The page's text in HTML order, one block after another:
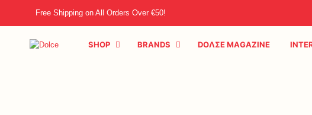
Free Shipping on All Orders Over €50!
SHOP BRANDS DOΛΣE MAGAZINE